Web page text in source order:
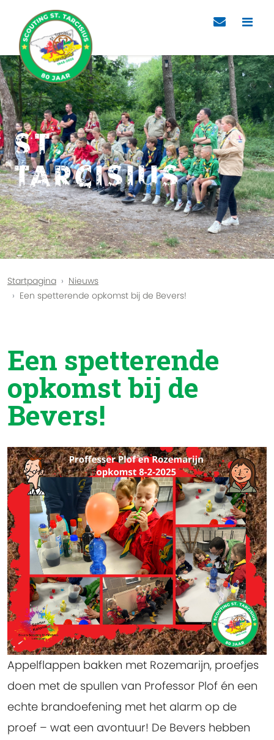
St.
Tarcisius
Startpagina
Nieuws
Een spetterende opkomst bij de Bevers!
Een spetterende
opkomst bij de
Bevers!
Appelflappen bakken met Rozemarijn, proefjes
doen met de spullen van Professor Plof én een
echte brandoefening met het alarm op de
proef – wat een avontuur! De Bevers hebben